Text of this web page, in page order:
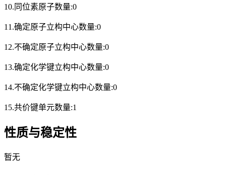
10.同位素原子数量:0
11.确定原子立构中心数量:0
12.不确定原子立构中心数量:0
13.确定化学键立构中心数量:0
14.不确定化学键立构中心数量:0
15.共价键单元数量:1
性质与稳定性
暂无